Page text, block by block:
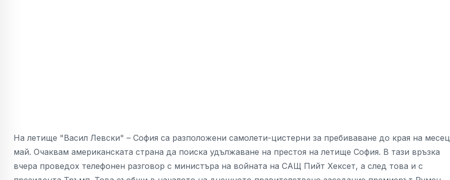
На летище "Васил Левски" – София са разположени самолети-цистерни за пребиваване до края на месец
май. Очаквам американската страна да поиска удължаване на престоя на летище София. В тази връзка
вчера проведох телефонен разговор с министъра на войната на САЩ Пийт Хексет, а след това и с